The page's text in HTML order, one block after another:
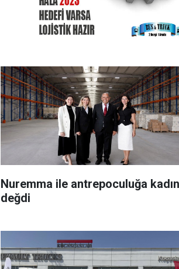
Nuremma ile antrepoculuğa
değdi